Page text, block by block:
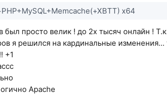
x64
был просто велик ! до 2х тысяч онлайн !
я решился на кардинальные
+1
Apache